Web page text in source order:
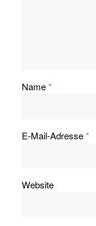
Name*
E-Mail-Adresse*
Website